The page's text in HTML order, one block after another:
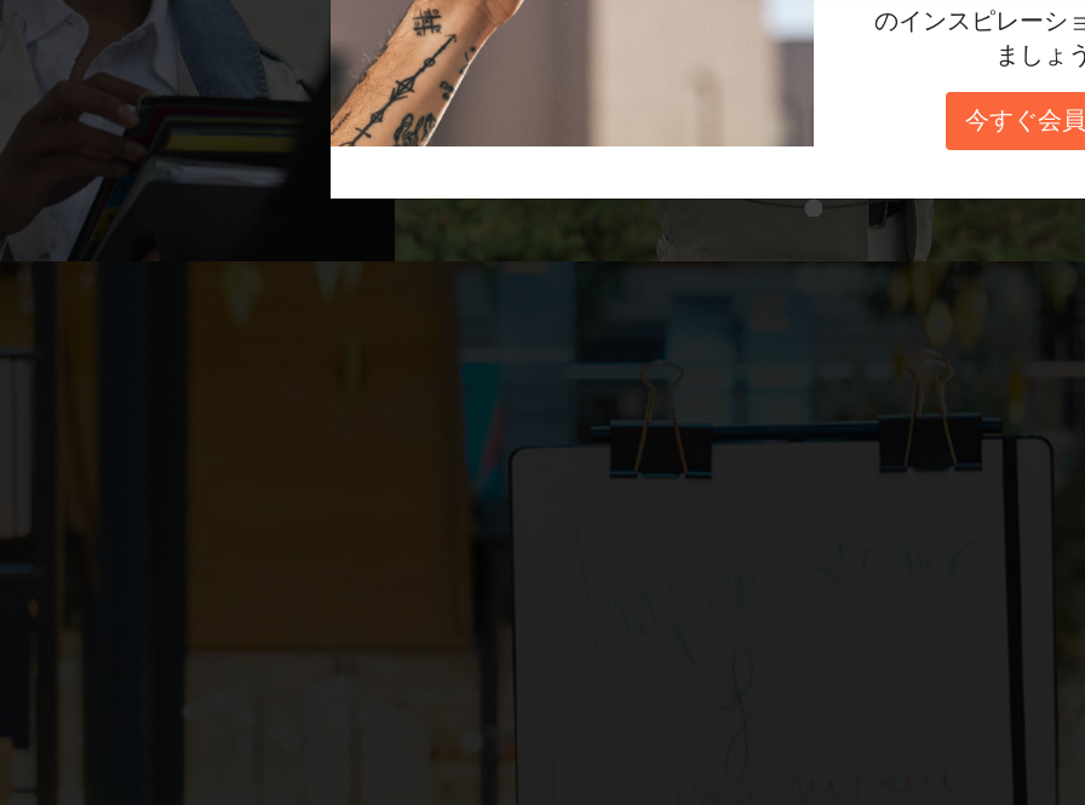
スチューデントカイエジャーナル
ライフプランナー・コレクション
馬年コレクション
ISSEY MIYAKE | モレスキン のコレク
ナサにインスパイアされたコレクショ
ン
ピーナッツ限定コレクション
ギフト
サブカテゴリ
ピン
サブカテゴリ
パッチ
サブカテゴリ スライド表示2
スライド表示3
のインスピレーシ
ましょ
今すぐ会